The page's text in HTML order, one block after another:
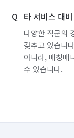
타 서비스 대
다양한 직군의
갖추고 있습니
아니라, 매칭매
수 있습니다.